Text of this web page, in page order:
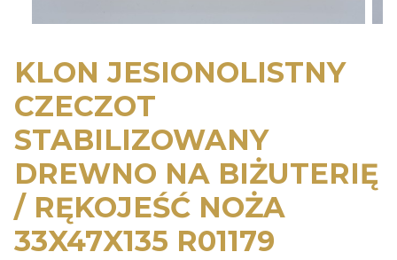
KLON JESIONOLISTNY
CZECZOT
STABILIZOWANY
DREWNO NA BIŻUTERIĘ
/ RĘKOJEŚĆ NOŻA
33X47X135 R01179